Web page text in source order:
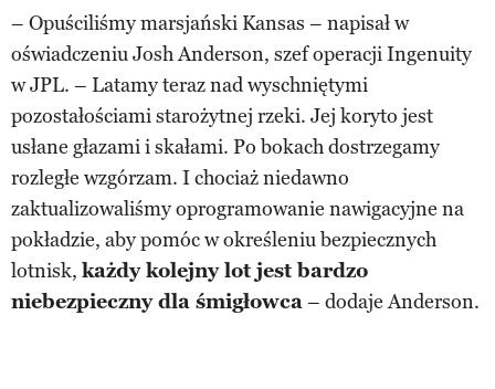
– Opuściliśmy marsjański Kansas – napisał w
oświadczeniu Josh Anderson, szef operacji Ingenuity
w JPL. – Latamy teraz nad wyschniętymi
pozostałościami starożytnej rzeki. Jej koryto jest
usłane głazami i skałami. Po bokach dostrzegamy
rozległe wzgórzam. I chociaż niedawno
zaktualizowaliśmy oprogramowanie nawigacyjne na
pokładzie, aby pomóc w określeniu bezpiecznych
lotnisk, każdy kolejny lot jest bardzo
niebezpieczny dla śmigłowca– dodaje Anderson.